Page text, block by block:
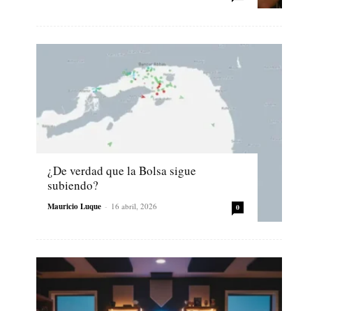
¿De verdad que la Bolsa sigue
subiendo?
Mauricio Luque - 16 abril, 2026 0